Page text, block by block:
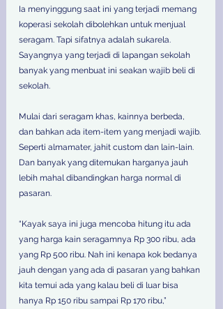
Ia menyinggung saat ini yang terjadi memang
koperasi sekolah dibolehkan untuk menjual
seragam. Tapi sifatnya adalah sukarela.
Sayangnya yang terjadi di lapangan sekolah
banyak yang menbuat ini seakan wajib beli di
sekolah.
Mulai dari seragam khas, kainnya berbeda,
dan bahkan ada item-item yang menjadi wajib.
Seperti almamater, jahit custom dan lain-lain.
Dan banyak yang ditemukan harganya jauh
lebih mahal dibandingkan harga normal di
pasaran.
“Kayak saya ini juga mencoba hitung itu ada
yang harga kain seragamnya Rp 300 ribu, ada
yang Rp 500 ribu. Nah ini kenapa kok bedanya
jauh dengan yang ada di pasaran yang bahkan
kita temui ada yang kalau beli di luar bisa
hanya Rp 150 ribu sampai Rp 170 ribu,”